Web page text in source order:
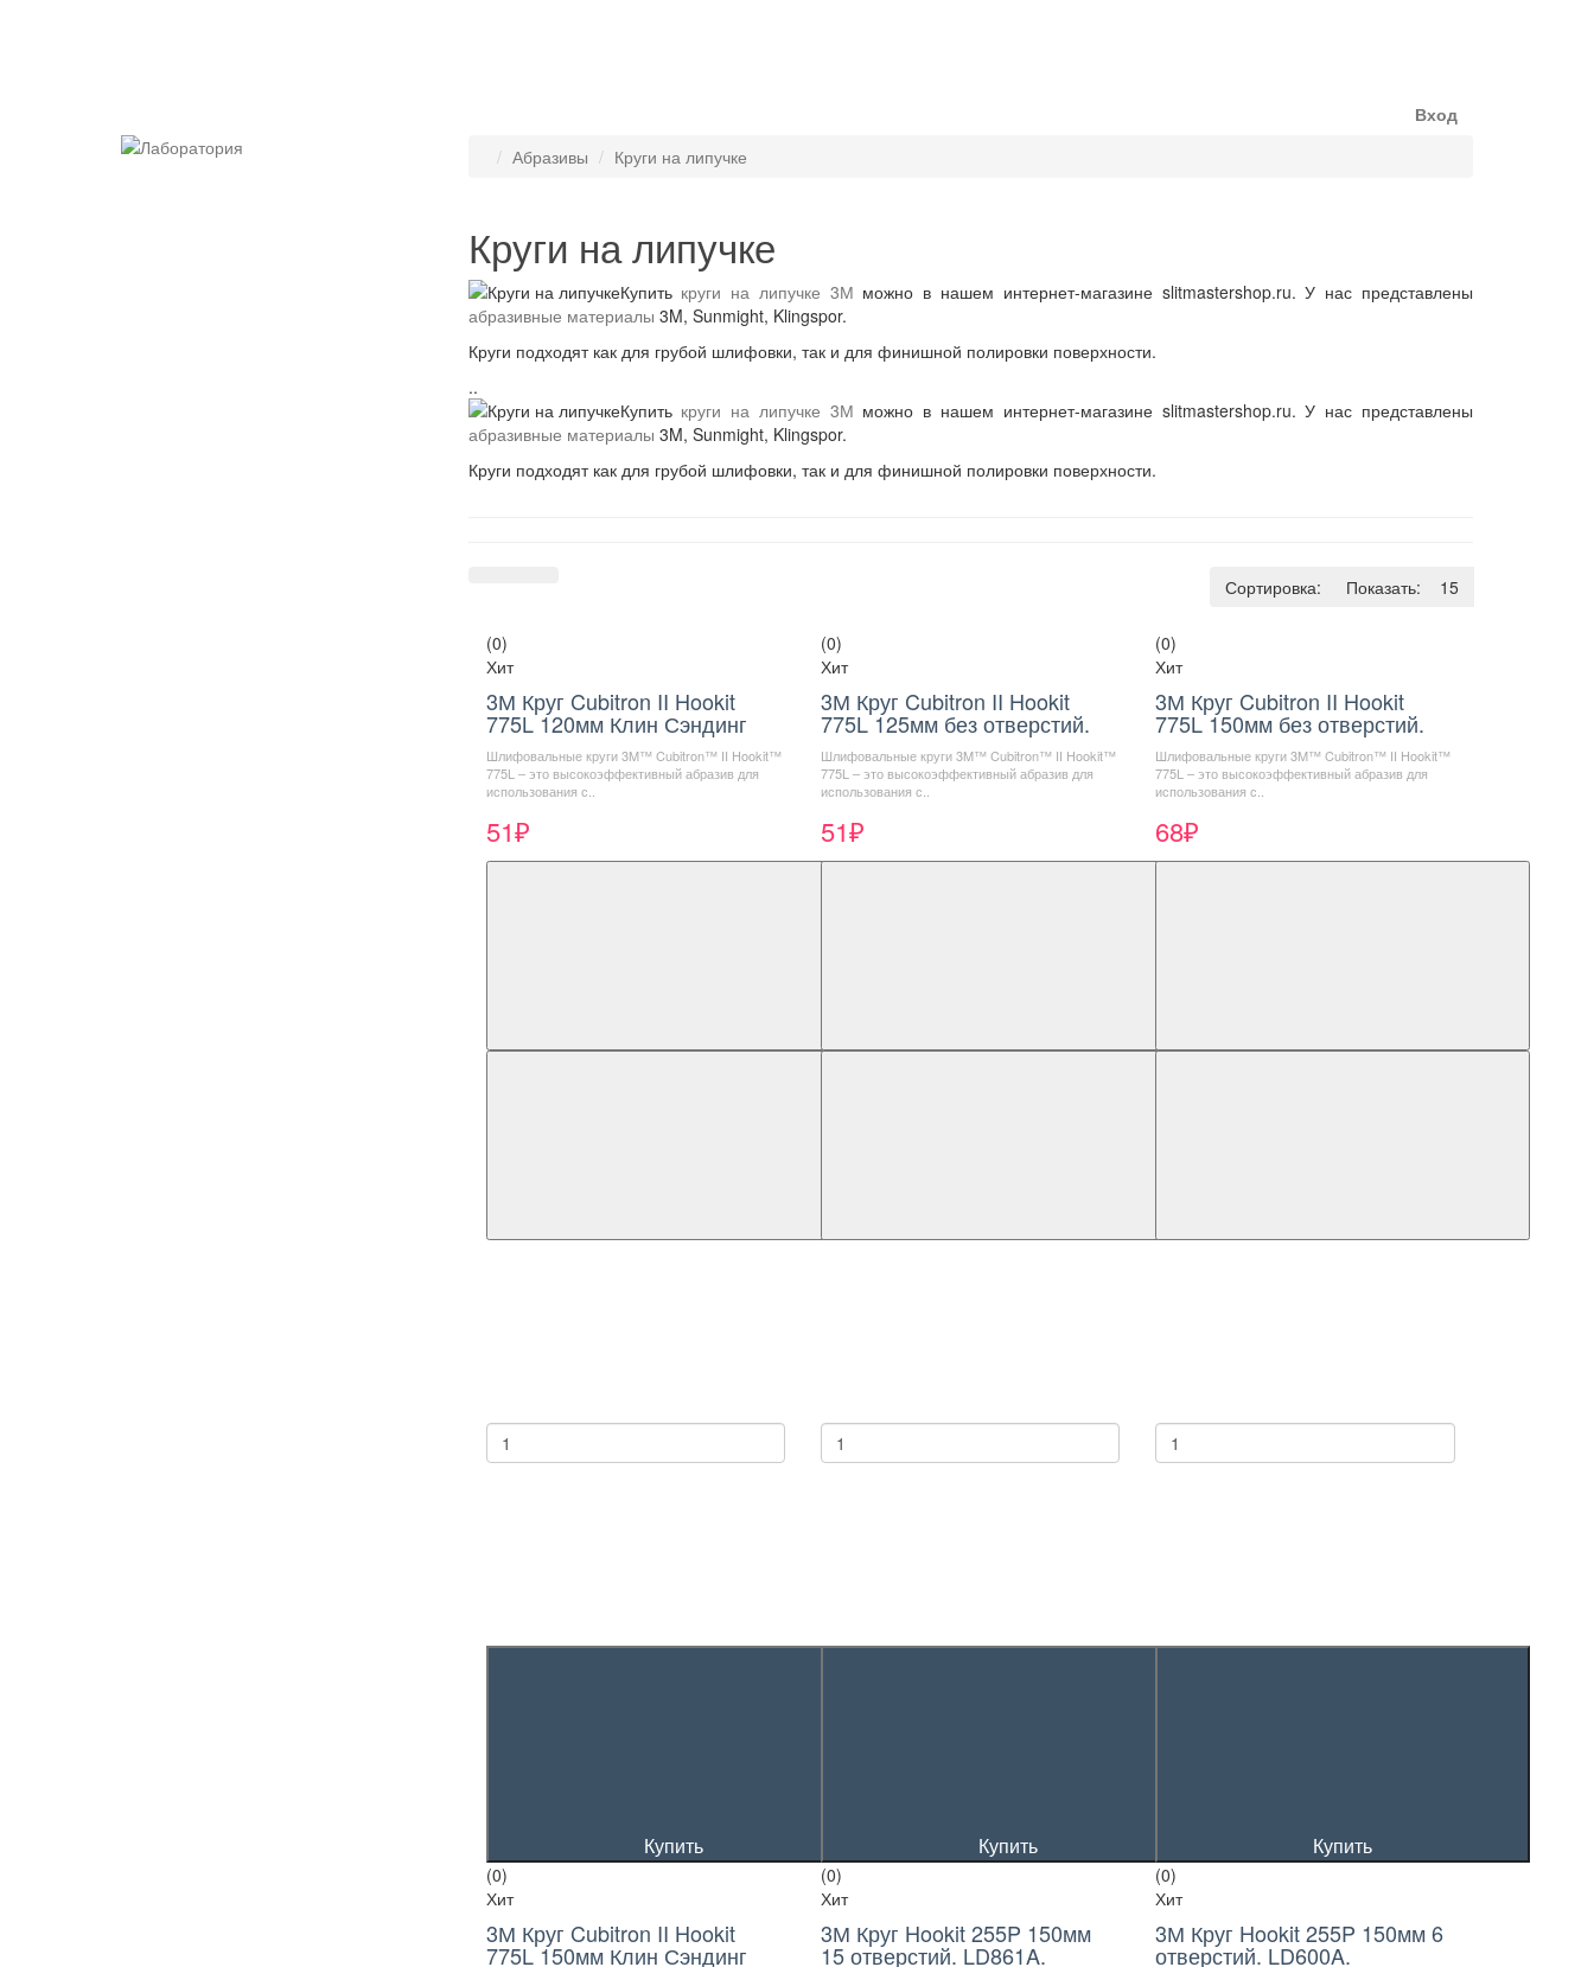
Вход
Абразивы
Круги на липучке
Круги на липучке
Купить круги на липучке 3М можно в нашем интернет-магазине slitmastershop.ru. У нас представлены
абразивные материалы 3M, Sunmight, Klingspor.
Круги подходят как для грубой шлифовки, так и для финишной полировки поверхности.
..
Купить круги на липучке 3М можно в нашем интернет-магазине slitmastershop.ru. У нас представлены
абразивные материалы 3M, Sunmight, Klingspor.
Круги подходят как для грубой шлифовки, так и для финишной полировки поверхности.
Показать: 15
Сортировка: По умолчанию
(0)
Хит
3М Круг Cubitron II Hookit
775L 120мм Клин Сэндинг
Шлифовальные круги 3M™ Cubitron™ II Hookit™
775L – это высокоэффективный абразив для
использования с..
51₽
Купить
(0)
Хит
3М Круг Cubitron II Hookit
775L 125мм без отверстий.
Шлифовальные круги 3M™ Cubitron™ II Hookit™
775L – это высокоэффективный абразив для
использования с..
51₽
Купить
(0)
Хит
3М Круг Cubitron II Hookit
775L 150мм без отверстий.
Шлифовальные круги 3M™ Cubitron™ II Hookit™
775L – это высокоэффективный абразив для
использования с..
68₽
Купить
(0)
Хит
3М Круг Cubitron II Hookit
775L 150мм Клин Сэндинг
(0)
Хит
3М Круг Hookit 255P 150мм
15 отверстий. LD861A.
(0)
Хит
3М Круг Hookit 255P 150мм 6
отверстий. LD600A.